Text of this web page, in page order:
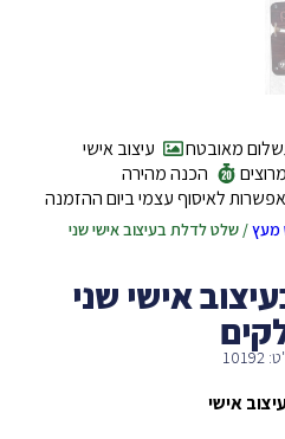
מאובטח
עיצוב אישי
הכנה מהירה
אפשרות לאיסוף עצמי ביום ההזמנה
מעץ/ שלט לדלת בעיצוב אישי שני
אישי שני